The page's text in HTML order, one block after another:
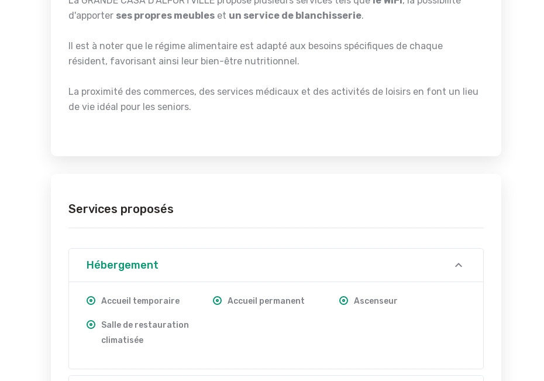
d'apporter ses propres meubles et un service de blanchisserie.
Il est à noter que le régime alimentaire est adapté aux besoins spécifiques de chaque
résident, favorisant ainsi leur bien-être nutritionnel.
La proximité des commerces, des services médicaux et des activités de loisirs en font un lieu
de vie idéal pour les seniors.
Services proposés
Hébergement
Accueil temporaire Accueil permanent Ascenseur
Salle de restauration
climatisée